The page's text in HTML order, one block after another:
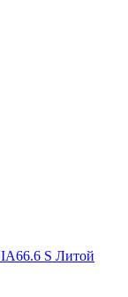
S Литой